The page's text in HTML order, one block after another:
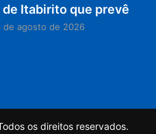
de Itabirito que prevê
de agosto de 2026
os direitos reservados.